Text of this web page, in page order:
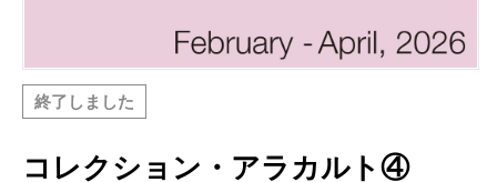
終了しました
コレクション・アラカルト④